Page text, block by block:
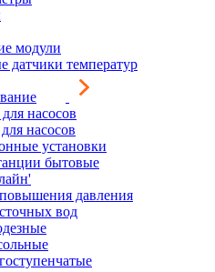
модули
датчики температур
насосов
насосов
установки
бытовые
давления
вод